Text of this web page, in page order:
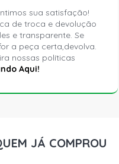
sua satisfação!
de troca e devolução
e transparente. Se
a peça certa,devolva.
nossas políticas
Aqui!
JÁ COMPROU